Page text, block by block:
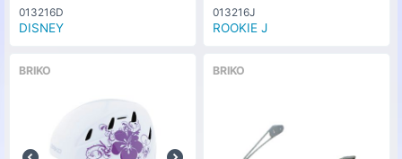
013216D
DISNEY
013216J
ROOKIE J
BRIKO BRIKO